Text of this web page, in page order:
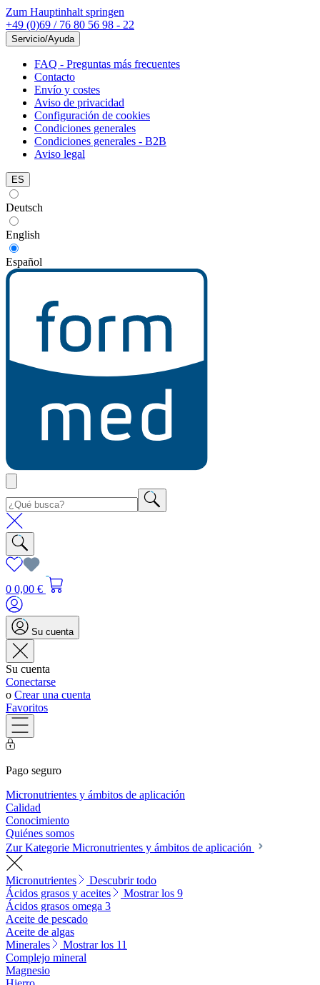
Zum Hauptinhalt springen
+49 (0)69 / 76 80 56 98 - 22
Servicio/Ayuda
FAQ - Preguntas más frecuentes
Contacto
Envío y costes
Aviso de privacidad
Configuración de cookies
Condiciones generales
Condiciones generales - B2B
Aviso legal
ES
Deutsch
English
Español
0 0,00 €
Su cuenta
Su cuenta
Conectarse
o Crear una cuenta
Favoritos
Pago seguro
Micronutrientes y ámbitos de aplicación
Calidad
Conocimiento
Quiénes somos
Zur Kategorie Micronutrientes y ámbitos de aplicación
Micronutrientes
Descubrir todo
Ácidos grasos y aceites
Mostrar los 9
Ácidos grasos omega 3
Aceite de pescado
Aceite de algas
Minerales
Mostrar los 11
Complejo mineral
Magnesio